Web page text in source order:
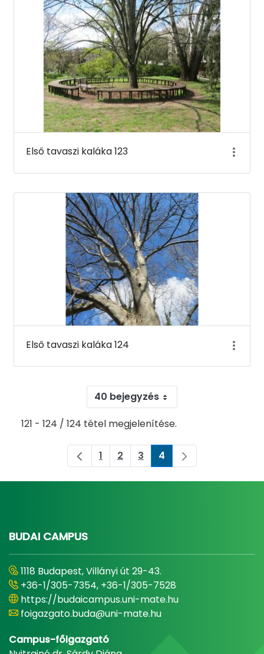
Első tavaszi kaláka 123
Első tavaszi kaláka 124
40 bejegyzés
121 - 124 / 124 tétel megjelenítése.
Oldal
1 Oldal
2 Oldal
3 Oldal
4
BUDAI CAMPUS
1118 Budapest, Villányi út 29-43.
+36-1/305-7354, +36-1/305-7528
https://budaicampus.uni-mate.hu
foigazgato.buda@uni-mate.hu
Campus-főigazgató